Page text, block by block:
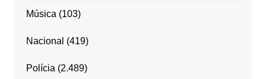
Música (103)
Nacional (419)
Polícia (2.489)